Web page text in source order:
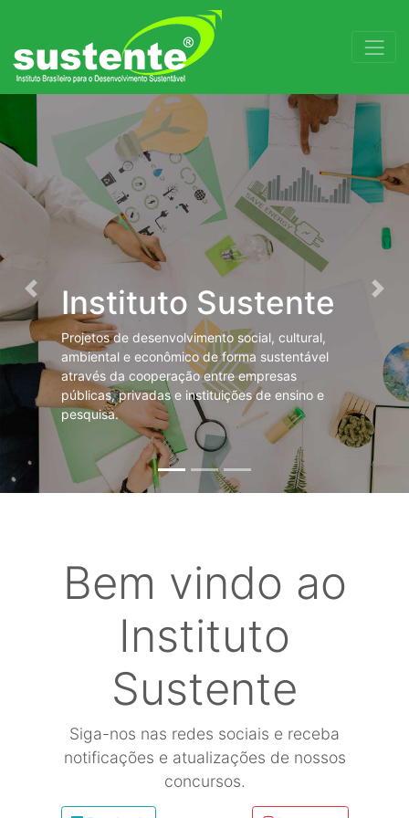
Instituto Sustente
Projetos de desenvolvimento social, cultural,
ambiental e econômico de forma sustentável
através da cooperação entre empresas
públicas, privadas e instituições de ensino e
pesquisa.
Previous Next
Bem vindo ao
Instituto
Sustente
Siga-nos nas redes sociais e receba
notificações e atualizações de nossos
concursos.